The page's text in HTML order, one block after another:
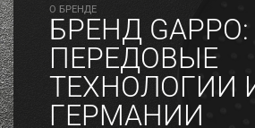
O БРЕНДЕ
БРЕНД GAPPO:
ПЕРЕДОВЫЕ
ТЕХНОЛОГИИ
ГЕРМАНИИ